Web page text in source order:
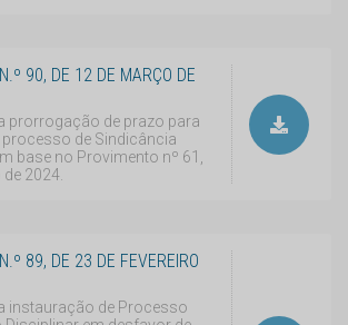
90, DE 12 DE MARÇO DE
prorrogação de prazo para
de Sindicância
base no Provimento nº 61,
de 2024.
89, DE 23 DE FEVEREIRO
instauração de Processo